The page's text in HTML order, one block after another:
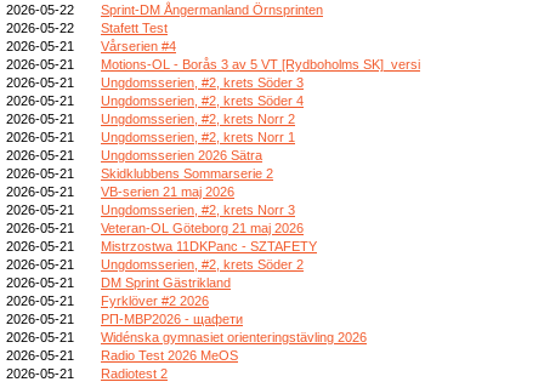
2026-05-22
Sprint-DM Ångermanland Örnsprinten
2026-05-22
Stafett Test
2026-05-21
Vårserien #4
2026-05-21
Motions-OL - Borås 3 av 5 VT [Rydboholms SK]_versi
2026-05-21
Ungdomsserien, #2, krets Söder 3
2026-05-21
Ungdomsserien, #2, krets Söder 4
2026-05-21
Ungdomsserien, #2, krets Norr 2
2026-05-21
Ungdomsserien, #2, krets Norr 1
2026-05-21
Ungdomsserien 2026 Sätra
2026-05-21
Skidklubbens Sommarserie 2
2026-05-21
VB-serien 21 maj 2026
2026-05-21
Ungdomsserien, #2, krets Norr 3
2026-05-21
Veteran-OL Göteborg 21 maj 2026
2026-05-21
Mistrzostwa 11DKPanc - SZTAFETY
2026-05-21
Ungdomsserien, #2, krets Söder 2
2026-05-21
DM Sprint Gästrikland
2026-05-21
Fyrklöver #2 2026
2026-05-21
РП-МВР2026 - щафети
2026-05-21
Widénska gymnasiet orienteringstävling 2026
2026-05-21
Radio Test 2026 MeOS
2026-05-21
Radiotest 2